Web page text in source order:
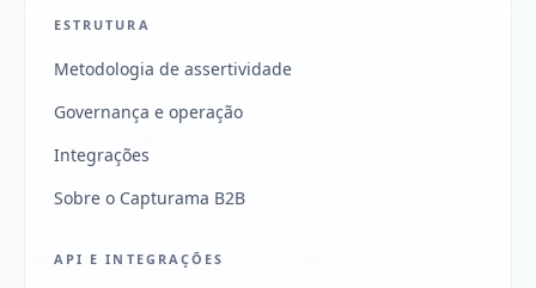
ESTRUTURA
Metodologia de assertividade
Governança e operação
Integrações
Sobre o Capturama B2B
API E INTEGRAÇÕES